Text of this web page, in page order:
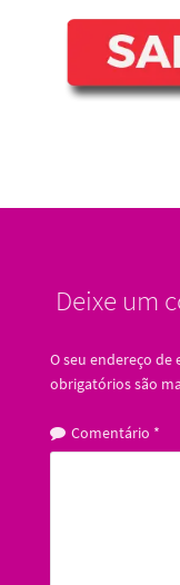
Deixe um
O seu endereço
obrigatórios são
Comentário *